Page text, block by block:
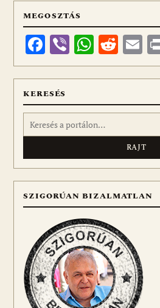
MEGOSZTÁS
Facebook
Viber
KERESÉS
Keresés:
SZIGORÚAN BIZALMATLAN